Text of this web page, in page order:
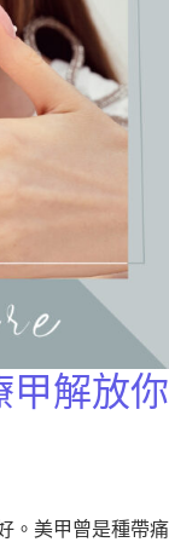
甲解放你
。美甲曾是種帶痛